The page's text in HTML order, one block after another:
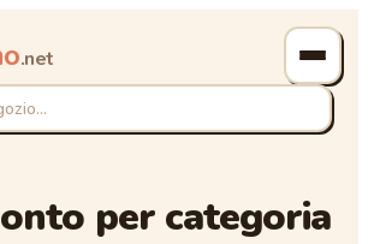
.net
per categoria